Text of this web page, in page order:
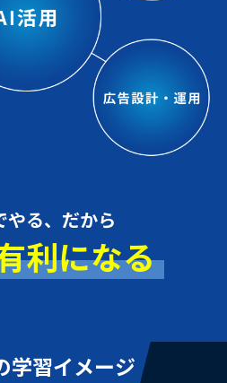
やる、だから
利になる
学習イメージ